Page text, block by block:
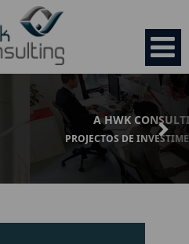
SEMPRE CONSIGO...
E SOLUÇÕES EMPRESARIAIS.